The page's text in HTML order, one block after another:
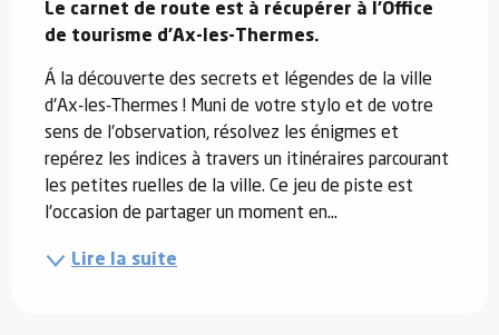
Le carnet de route est à récupérer à l'Office
de tourisme d'Ax-les-Thermes.
Á la découverte des secrets et légendes de la ville
d'Ax-les-Thermes ! Muni de votre stylo et de votre
sens de l'observation, résolvez les énigmes et
repérez les indices à travers un itinéraires parcourant
les petites ruelles de la ville. Ce jeu de piste est
l'occasion de partager un moment en...
Lire la suite